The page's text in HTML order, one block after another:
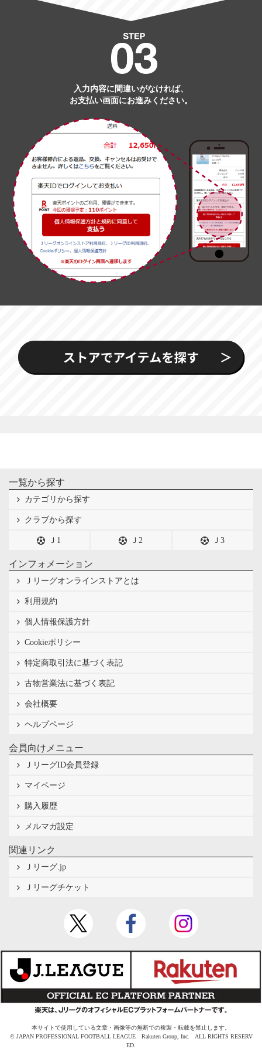
入力内容に間違いがなければ、
お支払い画面にお進みください。
一覧から探す
カテゴリから探す
クラブから探す
Ｊ1 Ｊ2 Ｊ3
インフォメーション
Ｊリーグオンラインストアとは
利用規約
個人情報保護方針
Cookieポリシー
特定商取引法に基づく表記
古物営業法に基づく表記
会社概要
ヘルプページ
会員向けメニュー
ＪリーグID会員登録
マイページ
購入履歴
メルマガ設定
関連リンク
Ｊリーグ.jp
Ｊリーグチケット
本サイトで使用している文章・画像等の無断での複製・転載を禁止します。
© JAPAN PROFESSIONAL FOOTBALL LEAGUE Rakuten Group, Inc. ALL RIGHTS RESERV
ED.